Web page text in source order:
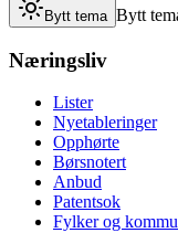
Bytt tema Bytt
Næringsliv
Lister
Nyetableringer
Opphørte
Børsnotert
Anbud
Patentsok
Fylker og